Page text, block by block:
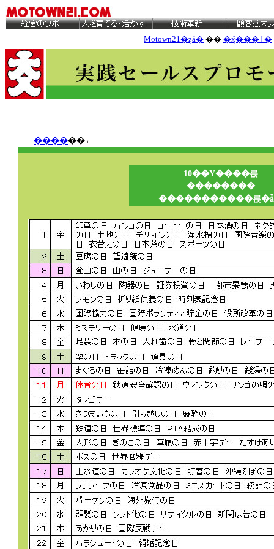
Motown21�ȥå� �� �ܵҳ���ٱ�
������←
10��Υ����륹
��������
�����������륹